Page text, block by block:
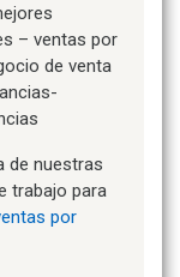
– ventas por
de venta
de nuestras
trabajo para
por